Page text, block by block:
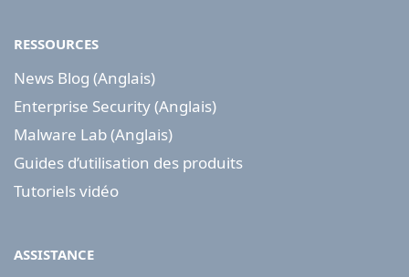
RESSOURCES
News Blog (Anglais)
Enterprise Security (Anglais)
Malware Lab (Anglais)
Guides d’utilisation des produits
Tutoriels vidéo
ASSISTANCE